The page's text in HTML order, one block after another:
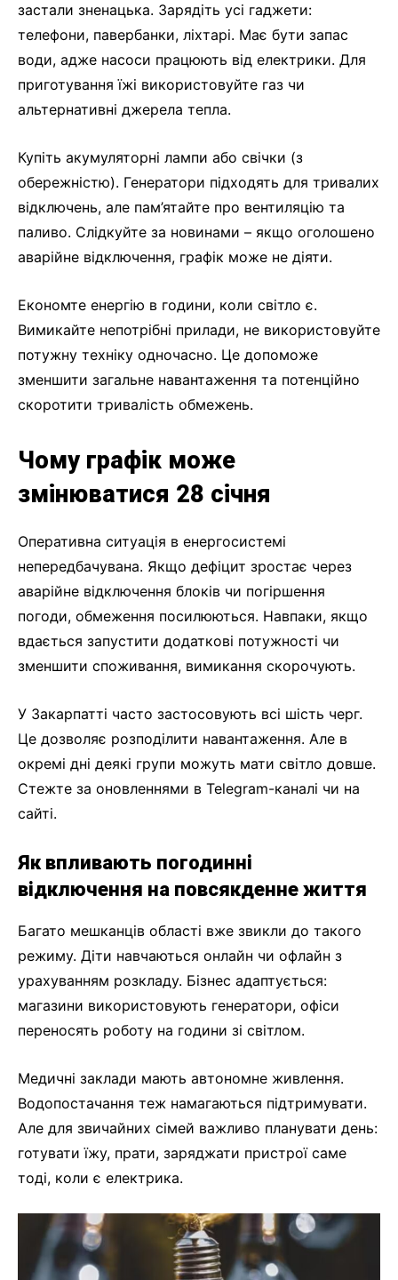
застали зненацька. Зарядіть усі гаджети:
телефони, павербанки, ліхтарі. Має бути запас
води, адже насоси працюють від електрики. Для
приготування їжі використовуйте газ чи
альтернативні джерела тепла.
Купіть акумуляторні лампи або свічки (з
обережністю). Генератори підходять для тривалих
відключень, але пам’ятайте про вентиляцію та
паливо. Слідкуйте за новинами – якщо оголошено
аварійне відключення, графік може не діяти.
Економте енергію в години, коли світло є.
Вимикайте непотрібні прилади, не використовуйте
потужну техніку одночасно. Це допоможе
зменшити загальне навантаження та потенційно
скоротити тривалість обмежень.
Чому графік може
змінюватися 28 січня
Оперативна ситуація в енергосистемі
непередбачувана. Якщо дефіцит зростає через
аварійне відключення блоків чи погіршення
погоди, обмеження посилюються. Навпаки, якщо
вдається запустити додаткові потужності чи
зменшити споживання, вимикання скорочують.
У Закарпатті часто застосовують всі шість черг.
Це дозволяє розподілити навантаження. Але в
окремі дні деякі групи можуть мати світло довше.
Стежте за оновленнями в Telegram-каналі чи на
сайті.
Як впливають погодинні
відключення на повсякденне життя
Багато мешканців області вже звикли до такого
режиму. Діти навчаються онлайн чи офлайн з
урахуванням розкладу. Бізнес адаптується:
магазини використовують генератори, офіси
переносять роботу на години зі світлом.
Медичні заклади мають автономне живлення.
Водопостачання теж намагаються підтримувати.
Але для звичайних сімей важливо планувати день:
готувати їжу, прати, заряджати пристрої саме
тоді, коли є електрика.